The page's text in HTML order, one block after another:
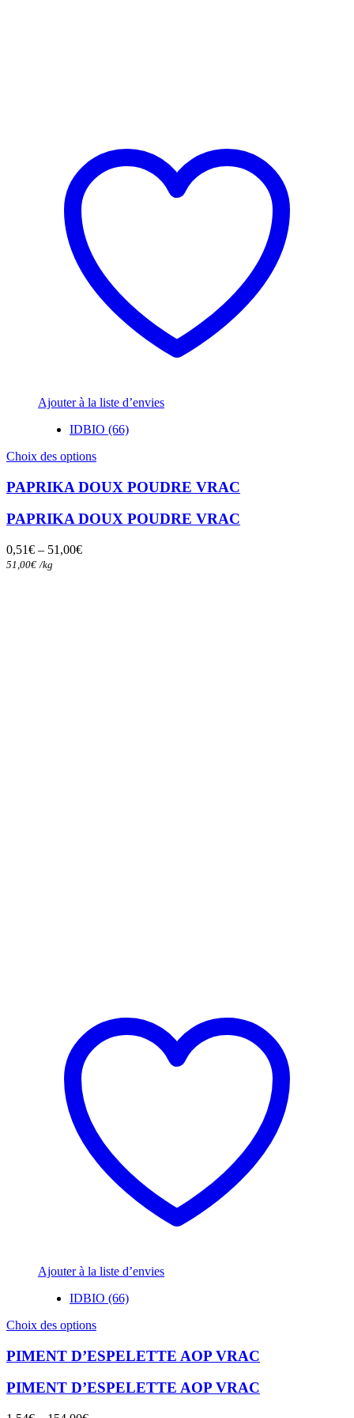
Ajouter à la liste d’envies
IDBIO (66)
Choix des optionsCe
a
plusieurs
variations.
Les
PAPRIKA DOUX POUDRE VRAC
PAPRIKA DOUX POUDRE VRAC
0,51€ – 51,00€
51,00€ /kg
Ajouter à la liste d’envies
IDBIO (66)
Choix des optionsCe
a
plusieurs
variations.
Les
PIMENT D’ESPELETTE AOP VRAC
PIMENT D’ESPELETTE AOP VRAC